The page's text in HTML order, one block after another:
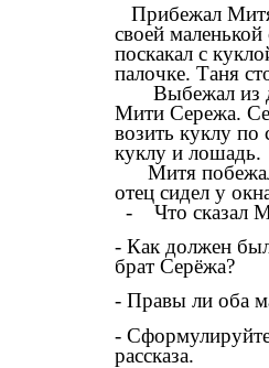
Прибежал
своей
поскакал с
палочке. Таня
Выбежал из
Мити Сережа.
возить куклу
куклу и лошадь.
Митя побежал
отец сидел у
- Что сказал
- Как должен
брат Серёжа?
- Правы ли оба
-
рассказа.